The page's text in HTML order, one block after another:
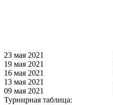
23 мая 2021
19 мая 2021
16 мая 2021
13 мая 2021
09 мая 2021
Турнирная таблица: